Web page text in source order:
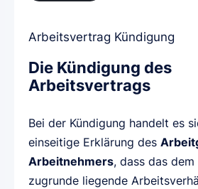
Arbeitsvertrag Kündigung
Die Kündigung des
Arbeitsvertrags
Bei der Kündigung handelt es
einseitige Erklärung des
Arbeitnehmers, dass das dem
zugrunde liegende